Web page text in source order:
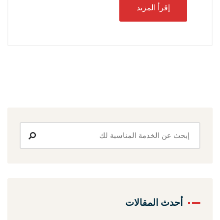
إقرأ المزيد
أحدث المقالات